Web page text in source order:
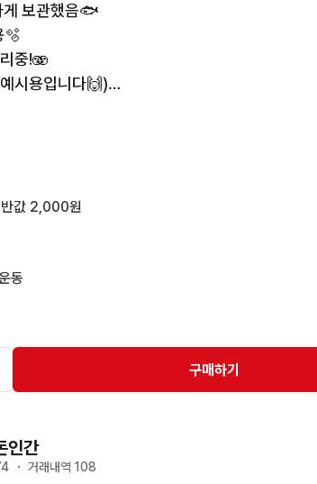
게 보관했음🐟
🫧
중!🫨
시용입니다🙌)
, 일반택배 4000원
업데이트 중
분 다음날 발송
가
스/공뎀 교환·환불 불가
값 2,000원
동
구매하기
인간
・ 거래내역 108